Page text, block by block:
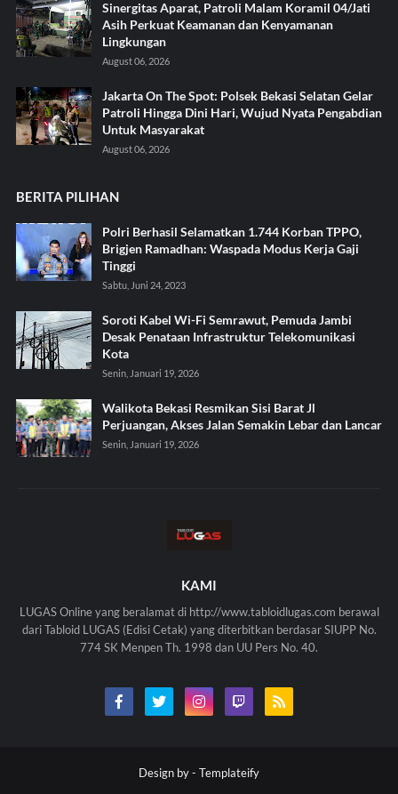
Sinergitas Aparat, Patroli Malam Koramil 04/Jati
Asih Perkuat Keamanan dan Kenyamanan
Lingkungan
August 06, 2026
Jakarta On The Spot: Polsek Bekasi Selatan Gelar
Patroli Hingga Dini Hari, Wujud Nyata Pengabdian
Untuk Masyarakat
August 06, 2026
BERITA PILIHAN
Polri Berhasil Selamatkan 1.744 Korban TPPO,
Brigjen Ramadhan: Waspada Modus Kerja Gaji
Tinggi
Sabtu, Juni 24, 2023
Soroti Kabel Wi-Fi Semrawut, Pemuda Jambi
Desak Penataan Infrastruktur Telekomunikasi
Kota
Senin, Januari 19, 2026
Walikota Bekasi Resmikan Sisi Barat Jl
Perjuangan, Akses Jalan Semakin Lebar dan Lancar
Senin, Januari 19, 2026
KAMI
LUGAS Online yang beralamat di http://www.tabloidlugas.com berawal
dari Tabloid LUGAS (Edisi Cetak) yang diterbitkan berdasar SIUPP No.
774 SK Menpen Th. 1998 dan UU Pers No. 40.
Design by - Templateify